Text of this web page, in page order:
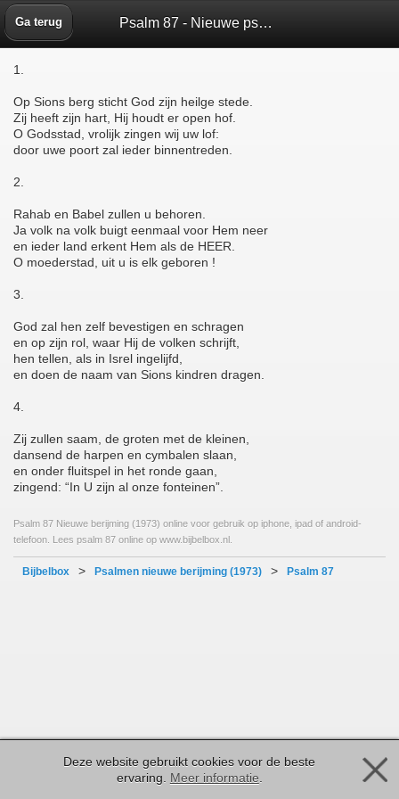
Ga terug Psalm 87 - Nieuwe psalmberijming 1973 - Bijbelbox
1.
Op Sions berg sticht God zijn heilge stede.
Zij heeft zijn hart, Hij houdt er open hof.
O Godsstad, vrolijk zingen wij uw lof:
door uwe poort zal ieder binnentreden.
2.
Rahab en Babel zullen u behoren.
Ja volk na volk buigt eenmaal voor Hem neer
en ieder land erkent Hem als de HEER.
O moederstad, uit u is elk geboren !
3.
God zal hen zelf bevestigen en schragen
en op zijn rol, waar Hij de volken schrijft,
hen tellen, als in Isrel ingelijfd,
en doen de naam van Sions kindren dragen.
4.
Zij zullen saam, de groten met de kleinen,
dansend de harpen en cymbalen slaan,
en onder fluitspel in het ronde gaan,
zingend: “In U zijn al onze fonteinen”.
Psalm 87 Nieuwe berijming (1973) online voor gebruik op iphone, ipad of android-
telefoon. Lees psalm 87 online op www.bijbelbox.nl.
Bijbelbox > Psalmen nieuwe berijming (1973) > Psalm 87
Deze website gebruikt cookies voor de beste
ervaring. Meer informatie